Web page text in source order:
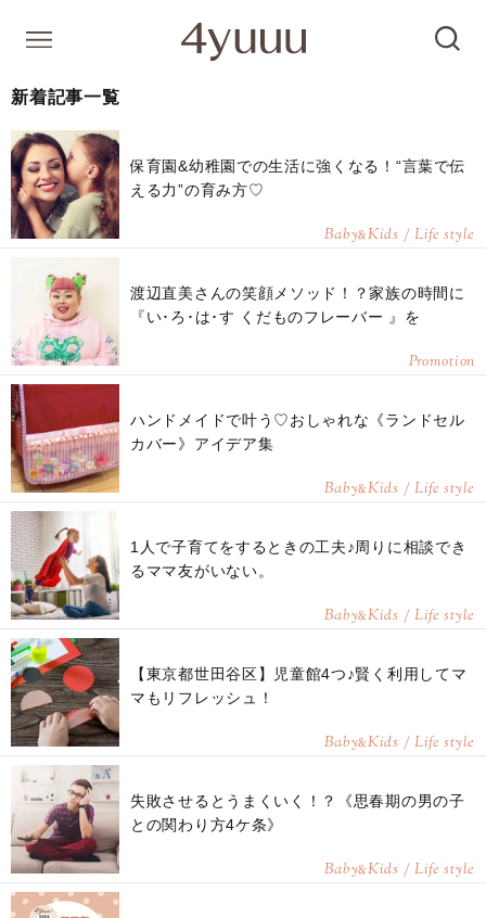
新着記事一覧
保育園&幼稚園での生活に強くなる！“言葉で伝
える力”の育み方♡
Baby&Kids / Life style
渡辺直美さんの笑顔メソッド！？家族の時間に
『い･ろ･は･す くだものフレーバー 』を
Promotion
ハンドメイドで叶う♡おしゃれな《ランドセル
カバー》アイデア集
Baby&Kids / Life style
1人で子育てをするときの工夫♪周りに相談でき
るママ友がいない。
Baby&Kids / Life style
【東京都世田谷区】児童館4つ♪賢く利用してマ
マもリフレッシュ！
Baby&Kids / Life style
失敗させるとうまくいく！？《思春期の男の子
との関わり方4ケ条》
Baby&Kids / Life style